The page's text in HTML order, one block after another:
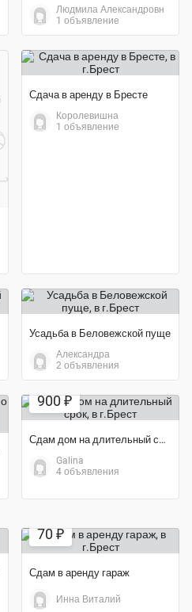
Людмила Александровн
1 объявление
Сдача в аренду в Бресте
Королевишна
1 объявление
Усадьба в Беловежской пуще
Александра
2 объявления
900 ₽
Сдам дом на длительный срок
Galina
4 объявления
70 ₽
Сдам в аренду гараж
Инна Виталий